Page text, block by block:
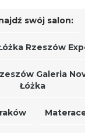
swój salon:
Rzeszów
Galeria
Łóżka